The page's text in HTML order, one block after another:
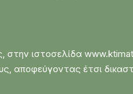
στην ιστοσελίδα
αποφεύγοντας έτσι